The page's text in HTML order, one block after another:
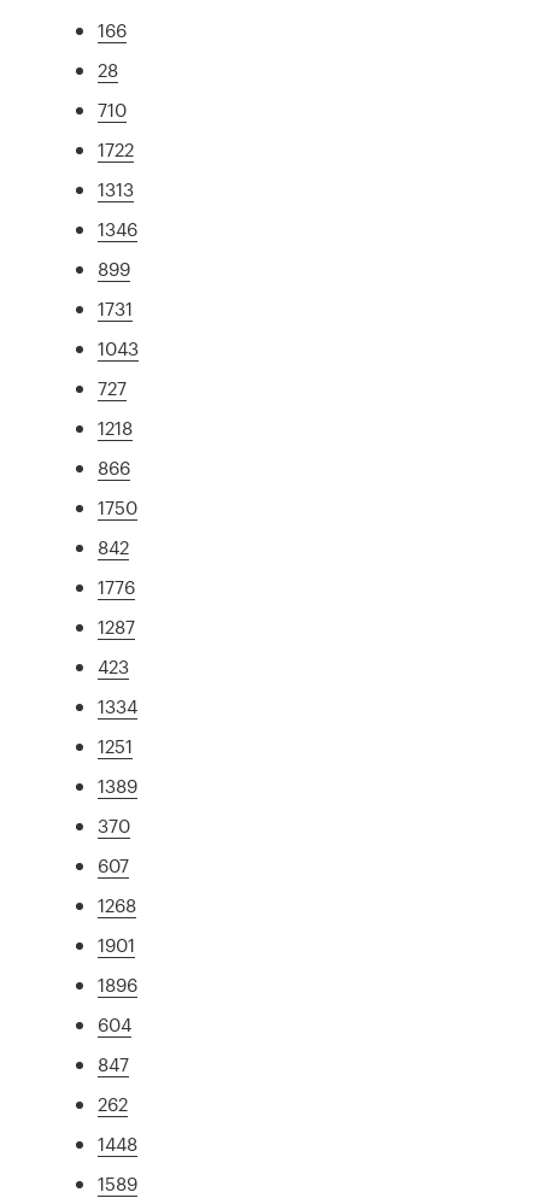
166
28
710
1722
1313
1346
899
1731
1043
727
1218
866
1750
842
1776
1287
423
1334
1251
1389
370
607
1268
1901
1896
604
847
262
1448
1589